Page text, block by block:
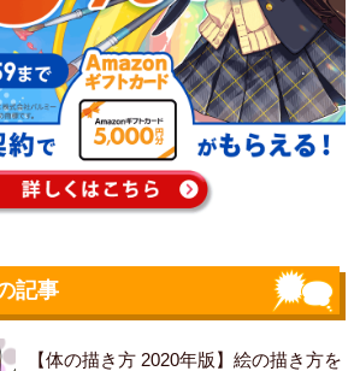
記事
【体の描き方 2020年版】絵の描き方を